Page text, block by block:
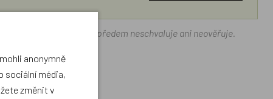
texty zákazníků předem neschvaluje ani neověřuje.
anonymně
sociální média,
změnit v